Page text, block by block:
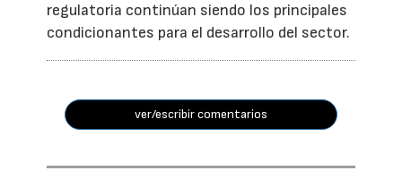
regulatoria continúan siendo los principales
condicionantes para el desarrollo del sector.
ver/escribir comentarios